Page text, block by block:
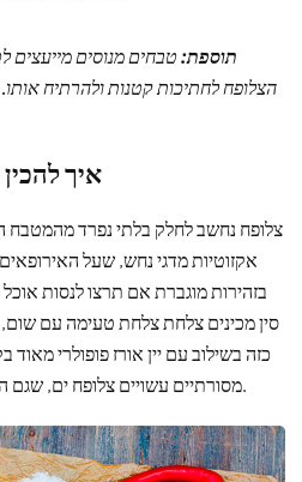
תוספת:טבחים מנוסים מייעצים
הצלופח לחתיכות קטנות ולהרתיח
איך
צלופח נחשב לחלק בלתי נפרד מהמטבח
אקזוטיות מדגי נחש, שעל
בזהירות מוגברת אם תרצו לנסות
סין מכינים צלחת צלחת טעימה עם שום,
כזה בשילוב עם יין אורז פופולרי
מסורתיים עשויים צלופח ים, שגם הם שווה לנסות בביקור במדינה זו.